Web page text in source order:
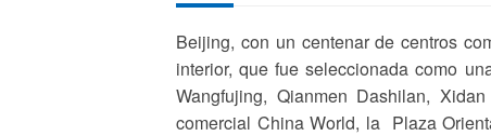
Beijing, con un centenar de centros
interior, que fue seleccionada como
Wangfujing, Qianmen Dashilan,
comercial China World, la Plaza